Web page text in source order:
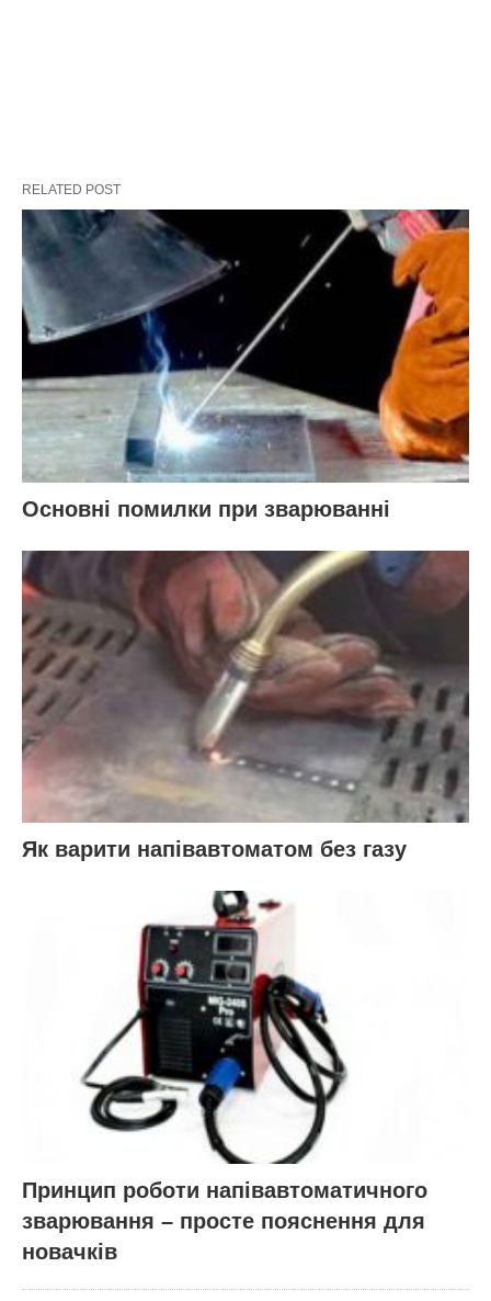
RELATED POST
Основні помилки при зварюванні
Як варити напівавтоматом без газу
Принцип роботи напівавтоматичного
зварювання – просте пояснення для
новачків